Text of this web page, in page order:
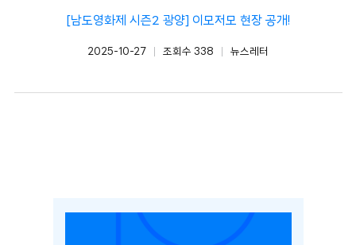
[남도영화제 시즌2 광양] 이모저모 현장 공개!
2025-10-27 조회수 338
카테고리
뉴스레터